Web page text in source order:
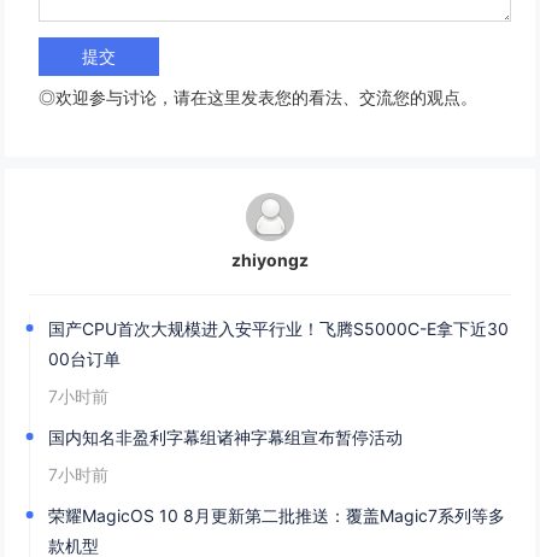
◎欢迎参与讨论，请在这里发表您的看法、交流您的观点。
zhiyongz
国产CPU首次大规模进入安平行业！飞腾S5000C-E拿下近30
00台订单
7小时前
国内知名非盈利字幕组诸神字幕组宣布暂停活动
7小时前
荣耀MagicOS 10 8月更新第二批推送：覆盖Magic7系列等多
款机型